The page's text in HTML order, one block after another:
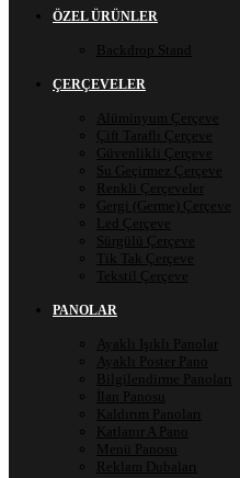
ÖZEL ÜRÜNLER
Backdrop Stand
ÇERÇEVELER
Alüminyum Çerçeve
Çift Taraflı Çerçeve
Güvenlikli Çerçeve
Su Geçirmez Çerçeve
Renkli Çerçeveler
Gergi (Germe) Çerçeve
Led Çerçeve
Sürgülü Çerçeve
Tik Tak Çerçeve
Tekstil Çerçeve
PANOLAR
Ayaklı Işıklı Panolar
Ayaklı Poster Pano
Bilgilendirme Panoları
İlan Panosu
Kaldırım Panoları
Katlanır A Pano
Menü Panosu
Reklam Dubaları